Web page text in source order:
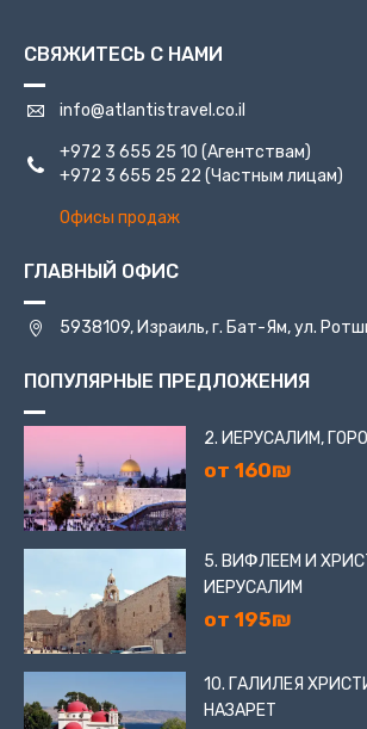
подвале здания хранятся
обнаруженные в ходе
взглянуть на них имеет возможность
СВЯЖИТЕСЬ С НАМИ
info@atlantistravel.co.il
+972 3 655 25 10 (Агентствам)
+972 3 655 25 22 (Частным лицам)
Офисы продаж
ГЛАВНЫЙ ОФИС
5938109, Израиль, г. Бат-Ям, ул.
ПОПУЛЯРНЫЕ ПРЕДЛОЖЕНИЯ
2. ИЕРУСАЛИМ,
от 160₪
5. ВИФЛЕЕМ И
ИЕРУСАЛИМ
от 195₪
10. ГАЛИЛЕЯ
НАЗАРЕТ